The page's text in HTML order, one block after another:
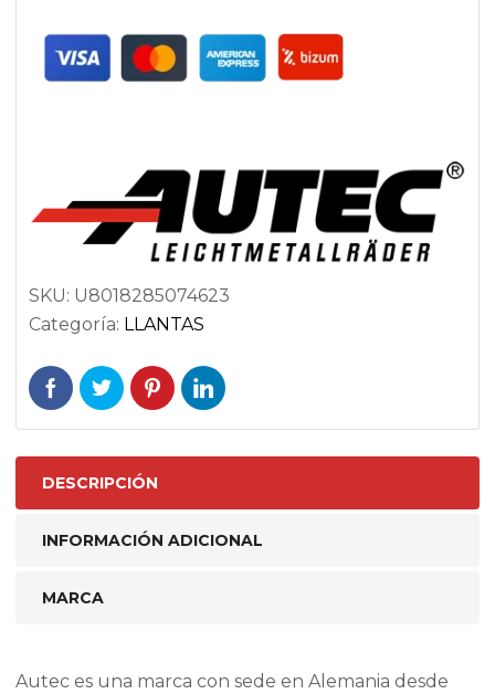
66.6
ANTRACITA
SKU: U8018285074623
Categoría: LLANTAS
DESCRIPCIÓN
INFORMACIÓN ADICIONAL
MARCA
Autec es una marca con sede en Alemania desde